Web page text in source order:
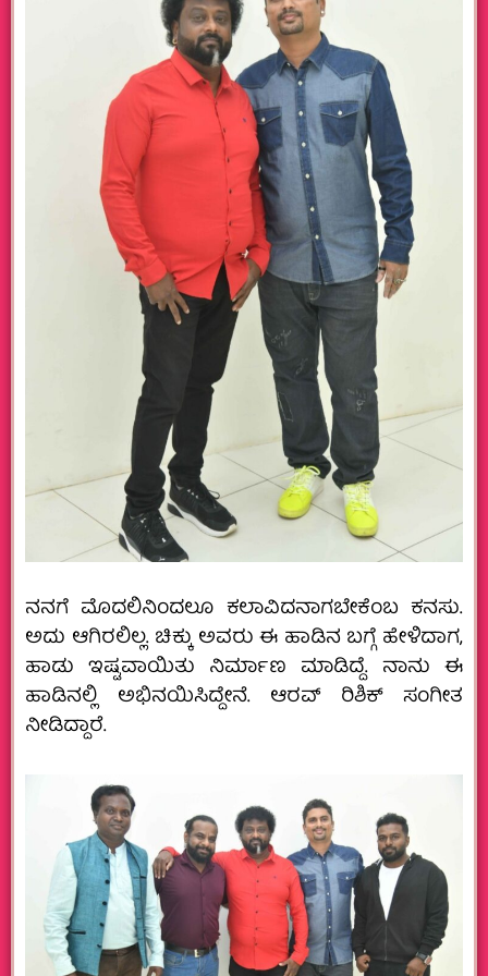
ನನಗೆ ಮೊದಲಿನಿಂದಲೂ ಕಲಾವಿದನಾಗಬೇಕೆಂಬ ಕನಸು.
ಅದು ಆಗಿರಲಿಲ್ಲ.‌ ಚಿಕ್ಕು ಅವರು ಈ ಹಾಡಿನ ಬಗ್ಗೆ ಹೇಳಿದಾಗ,
ಹಾಡು ಇಷ್ಟವಾಯಿತು ನಿರ್ಮಾಣ ಮಾಡಿದ್ದೆ. ನಾನು ಈ
ಹಾಡಿನಲ್ಲಿ ಅಭಿನಯಿಸಿದ್ದೇನೆ. ಆರವ್ ರಿಶಿಕ್ ಸಂಗೀತ
ನೀಡಿದ್ದಾರೆ.